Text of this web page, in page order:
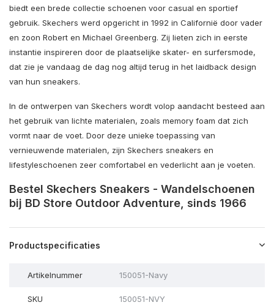
biedt een brede collectie schoenen voor casual en sportief
gebruik. Skechers werd opgericht in 1992 in Californië door vader
en zoon Robert en Michael Greenberg. Zij lieten zich in eerste
instantie inspireren door de plaatselijke skater- en surfersmode,
dat zie je vandaag de dag nog altijd terug in het laidback design
van hun sneakers.
In de ontwerpen van Skechers wordt volop aandacht besteed aan
het gebruik van lichte materialen, zoals memory foam dat zich
vormt naar de voet. Door deze unieke toepassing van
vernieuwende materialen, zijn Skechers sneakers en
lifestyleschoenen zeer comfortabel en vederlicht aan je voeten.
Bestel Skechers Sneakers - Wandelschoenen
bij BD Store Outdoor Adventure, sinds 1966
Productspecificaties
Artikelnummer 150051-Navy
SKU 150051-NVY